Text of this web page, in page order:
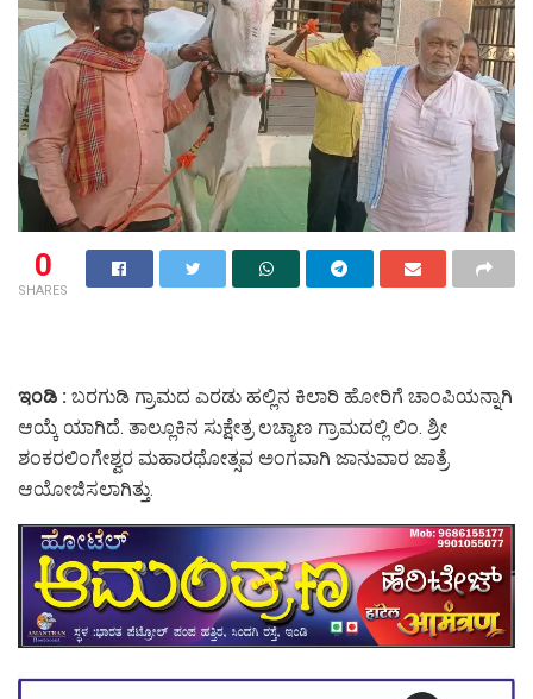
0
SHARES
ಇಂಡಿ : ಬರಗುಡಿ‌ ಗ್ರಾಮದ ಎರಡು ಹಲ್ಲಿನ ಕಿಲಾರಿ ಹೋರಿಗೆ ಚಾಂಪಿಯನ್ನಾಗಿ
ಆಯ್ಕೆ ಯಾಗಿದೆ. ತಾಲ್ಲೂಕಿನ ಸುಕ್ಷೇತ್ರ ಲಚ್ಯಾಣ ಗ್ರಾಮದಲ್ಲಿ ಲಿಂ. ಶ್ರೀ
ಶಂಕರಲಿಂಗೇಶ್ವರ ಮಹಾರಥೋತ್ಸವ ಅಂಗವಾಗಿ ಜಾನುವಾರ ಜಾತ್ರೆ
ಆಯೋಜಿಸಲಾಗಿತ್ತು.